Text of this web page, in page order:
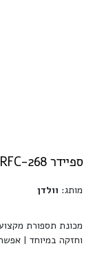
ספיידר RFC-268 מכונת תספורת מקצועית וולדן
מותג: וולדן
מכונת תספורת
וחזקה במיוחד |